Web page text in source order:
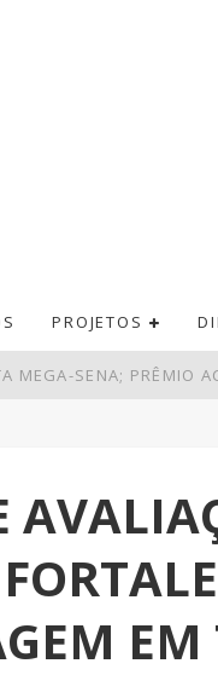
PROJETOS
MEGA-SENA; PRÊMIO
NOS
COM A NOVA LEI
EM